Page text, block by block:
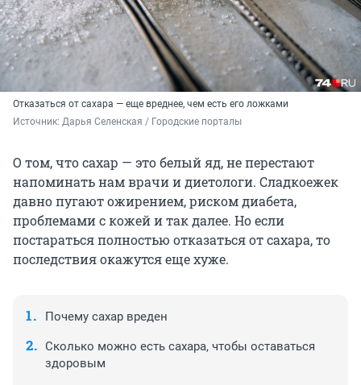
Отказаться от сахара — еще вреднее, чем есть его ложками
Источник: Дарья Селенская / Городские порталы
О том, что сахар — это белый яд, не перестают
напоминать нам врачи и диетологи. Сладкоежек
давно пугают ожирением, риском диабета,
проблемами с кожей и так далее. Но если
постараться полностью отказаться от сахара, то
последствия окажутся еще хуже.
Почему сахар вреден
Сколько можно есть сахара, чтобы оставаться
здоровым